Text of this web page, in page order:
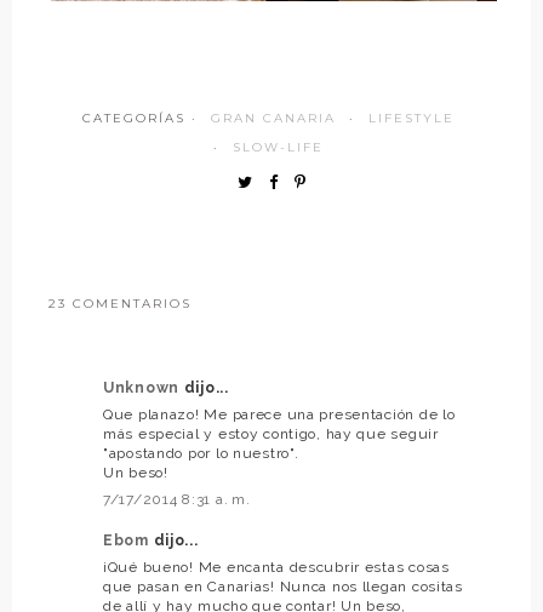
CATEGORÍAS · GRAN CANARIA ·
LIFESTYLE
·
SLOW-LIFE
23 COMENTARIOS
Unknown dijo...
Que planazo! Me parece una presentación de lo
más especial y estoy contigo, hay que seguir
"apostando por lo nuestro".
Un beso!
7/17/2014 8:31 a. m.
Ebom dijo...
¡Qué bueno! Me encanta descubrir estas cosas
que pasan en Canarias! Nunca nos llegan cositas
de allí y hay mucho que contar! Un beso,